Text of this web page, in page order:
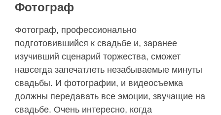
Фотограф
Фотограф, профессионально
подготовившийся к свадьбе и, заранее
изучивший сценарий торжества, сможет
навсегда запечатлеть незабываемые минуты
свадьбы. И фотографии, и видеосъемка
должны передавать все эмоции, звучащие на
свадьбе. Очень интересно, когда